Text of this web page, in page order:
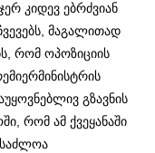
კიდევ ებრძვიან
მაგალითად
რომ ოპოზიციის
გზავნის
რომ ამ ქვეყანაში